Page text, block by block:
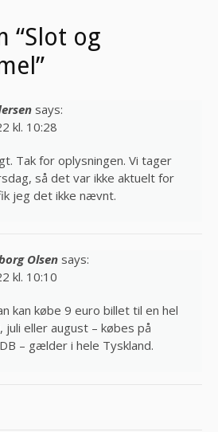
“Slot og
says:
kl. 10:28
Tak for oplysningen. Vi tager
så det var ikke aktuelt for
jeg det ikke nævnt.
Olsen says:
kl. 10:10
kan købe 9 euro billet til en hel
juli eller august – købes på
– gælder i hele Tyskland.